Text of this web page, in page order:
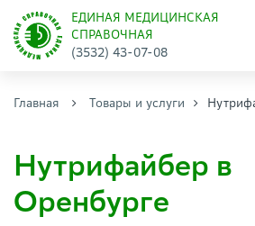
ЕДИНАЯ МЕДИЦИНСКАЯ
СПРАВОЧНАЯ
(3532) 43-07-08
Главная Товары и услуги
Нутрифайбер в
Оренбурге